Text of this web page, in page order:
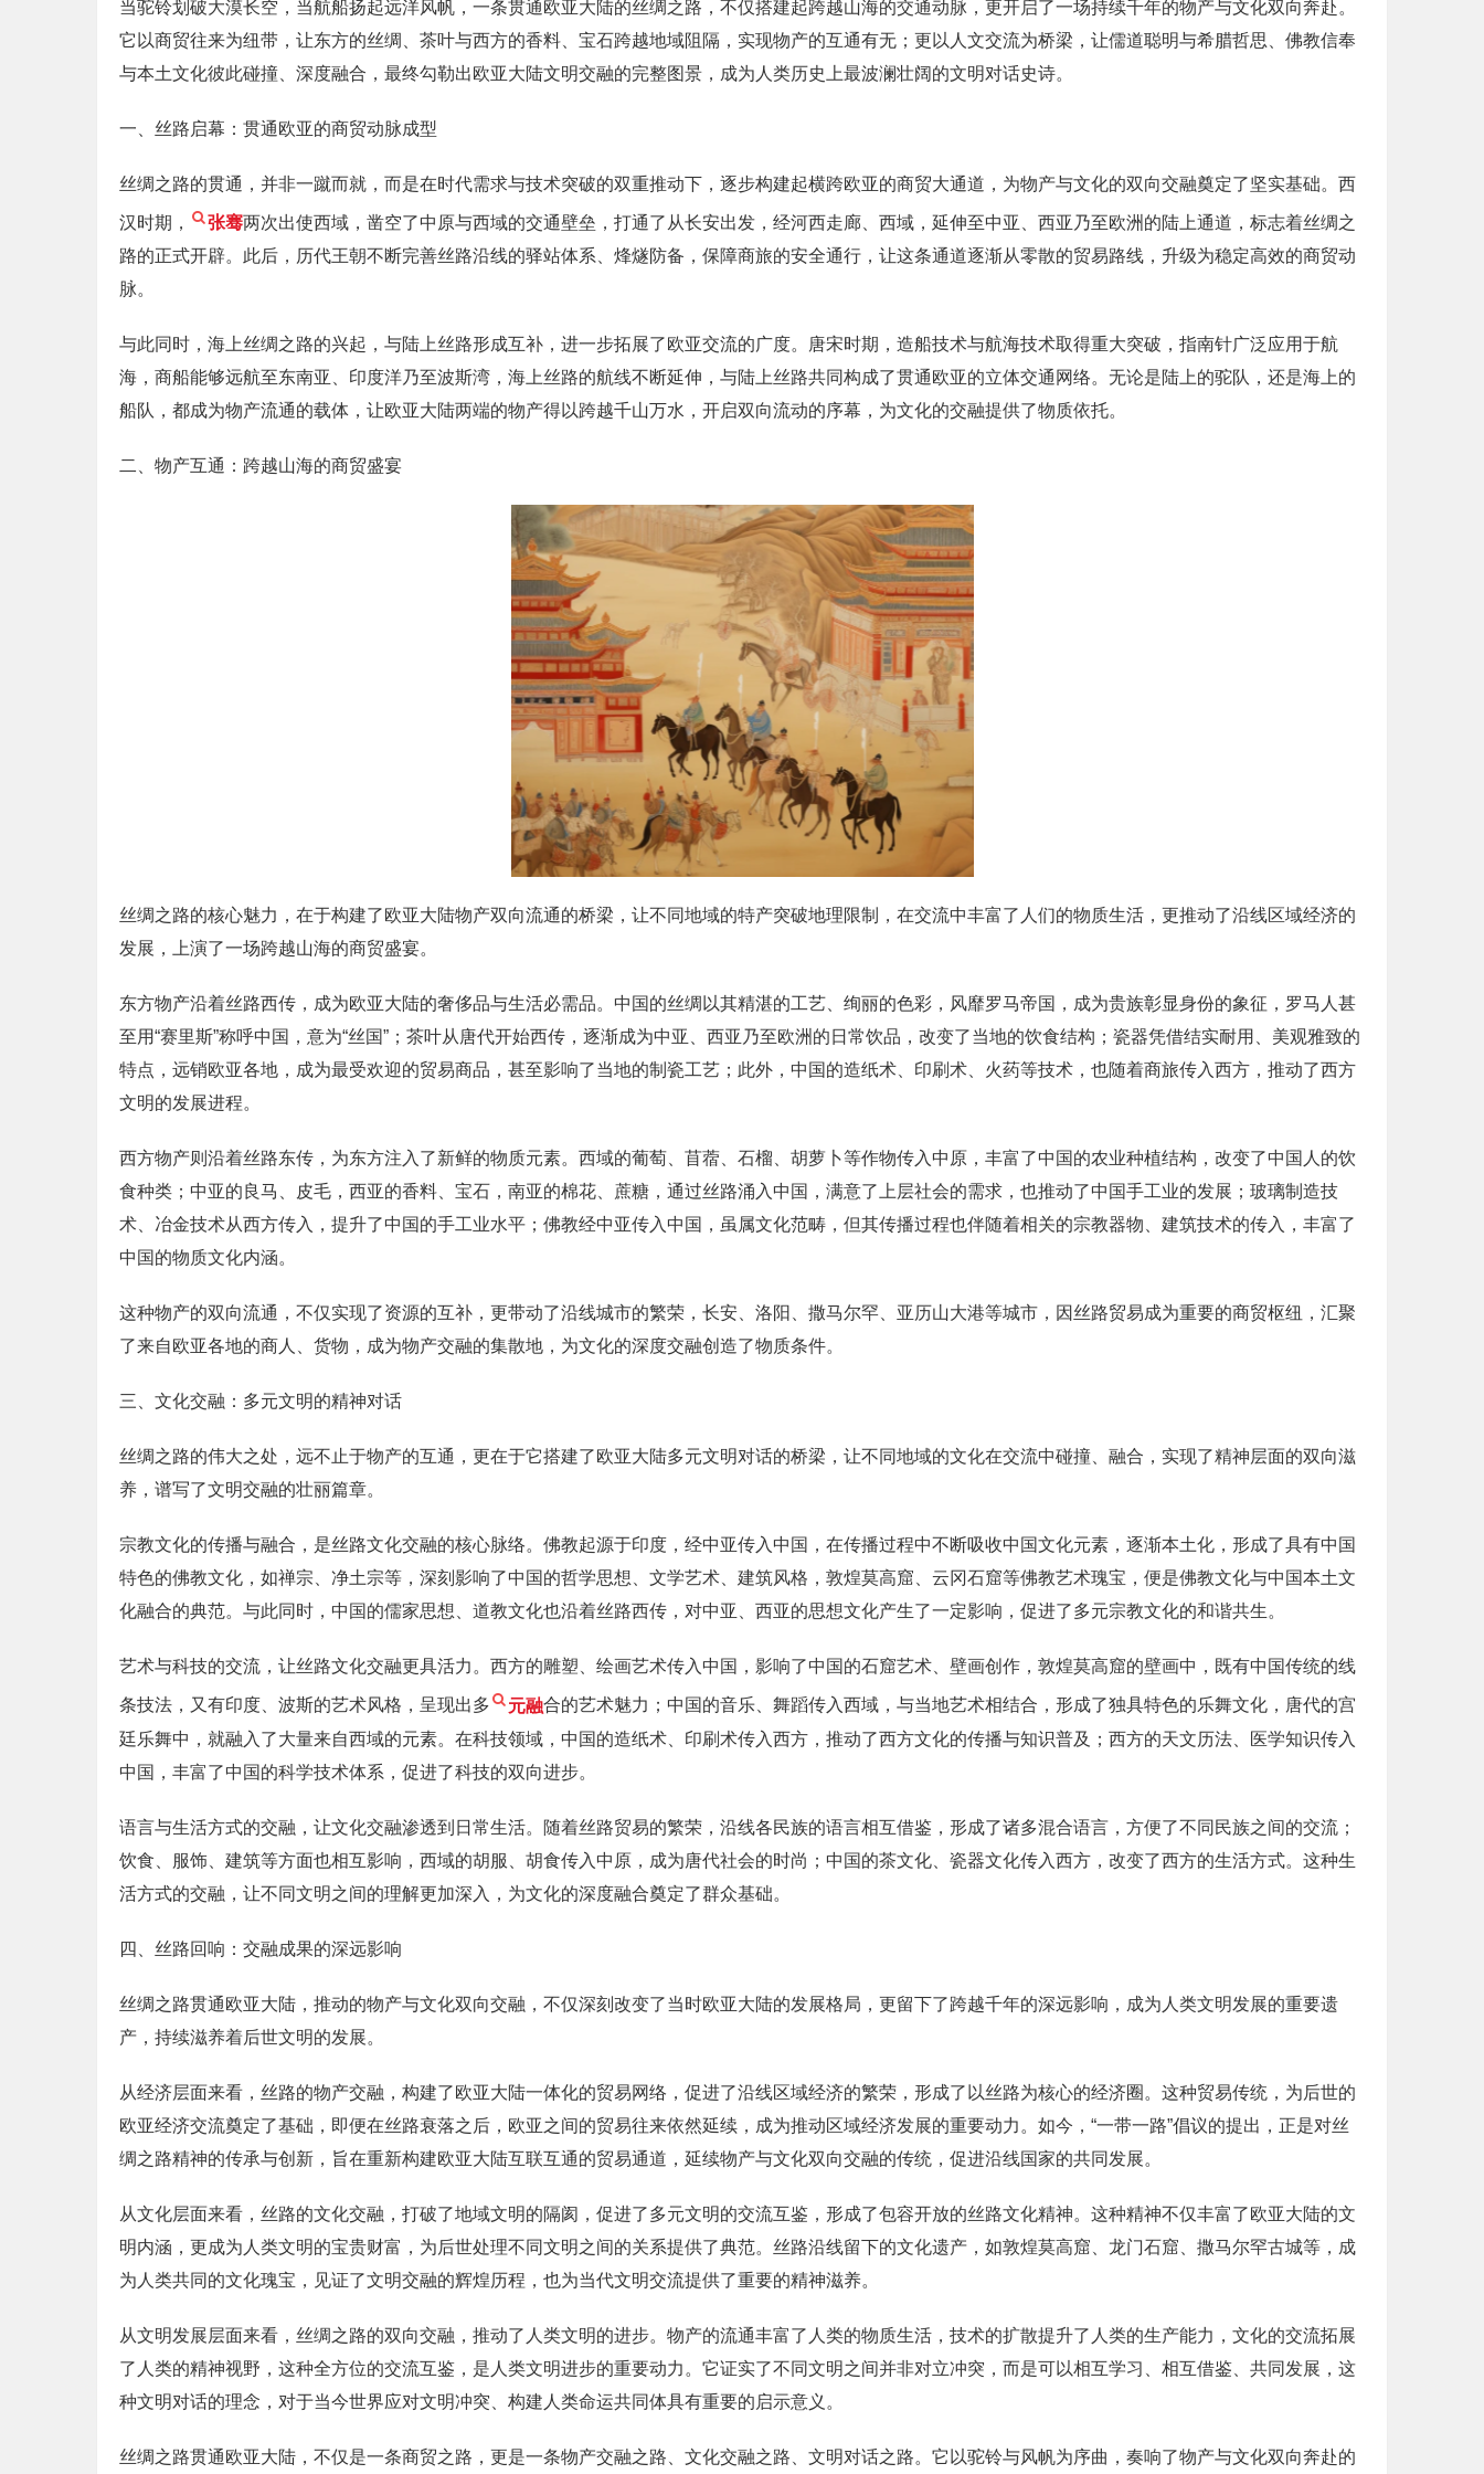
当驼铃划破大漠长空，当航船扬起远洋风帆，一条贯通欧亚大陆的丝绸之路，不仅搭建起跨越山海的交通动脉，更开启了一场持续千年的物产与文化双向奔赴。
它以商贸往来为纽带，让东方的丝绸、茶叶与西方的香料、宝石跨越地域阻隔，实现物产的互通有无；更以人文交流为桥梁，让儒道聪明与希腊哲思、佛教信奉
与本土文化彼此碰撞、深度融合，最终勾勒出欧亚大陆文明交融的完整图景，成为人类历史上最波澜壮阔的文明对话史诗。
一、丝路启幕：贯通欧亚的商贸动脉成型
丝绸之路的贯通，并非一蹴而就，而是在时代需求与技术突破的双重推动下，逐步构建起横跨欧亚的商贸大通道，为物产与文化的双向交融奠定了坚实基础。西
汉时期， 张骞两次出使西域，凿空了中原与西域的交通壁垒，打通了从长安出发，经河西走廊、西域，延伸至中亚、西亚乃至欧洲的陆上通道，标志着丝绸之
路的正式开辟。此后，历代王朝不断完善丝路沿线的驿站体系、烽燧防备，保障商旅的安全通行，让这条通道逐渐从零散的贸易路线，升级为稳定高效的商贸动
脉。
与此同时，海上丝绸之路的兴起，与陆上丝路形成互补，进一步拓展了欧亚交流的广度。唐宋时期，造船技术与航海技术取得重大突破，指南针广泛应用于航
海，商船能够远航至东南亚、印度洋乃至波斯湾，海上丝路的航线不断延伸，与陆上丝路共同构成了贯通欧亚的立体交通网络。无论是陆上的驼队，还是海上的
船队，都成为物产流通的载体，让欧亚大陆两端的物产得以跨越千山万水，开启双向流动的序幕，为文化的交融提供了物质依托。
二、物产互通：跨越山海的商贸盛宴
丝绸之路的核心魅力，在于构建了欧亚大陆物产双向流通的桥梁，让不同地域的特产突破地理限制，在交流中丰富了人们的物质生活，更推动了沿线区域经济的
发展，上演了一场跨越山海的商贸盛宴。
东方物产沿着丝路西传，成为欧亚大陆的奢侈品与生活必需品。中国的丝绸以其精湛的工艺、绚丽的色彩，风靡罗马帝国，成为贵族彰显身份的象征，罗马人甚
至用“赛里斯”称呼中国，意为“丝国”；茶叶从唐代开始西传，逐渐成为中亚、西亚乃至欧洲的日常饮品，改变了当地的饮食结构；瓷器凭借结实耐用、美观雅致的
特点，远销欧亚各地，成为最受欢迎的贸易商品，甚至影响了当地的制瓷工艺；此外，中国的造纸术、印刷术、火药等技术，也随着商旅传入西方，推动了西方
文明的发展进程。
西方物产则沿着丝路东传，为东方注入了新鲜的物质元素。西域的葡萄、苜蓿、石榴、胡萝卜等作物传入中原，丰富了中国的农业种植结构，改变了中国人的饮
食种类；中亚的良马、皮毛，西亚的香料、宝石，南亚的棉花、蔗糖，通过丝路涌入中国，满意了上层社会的需求，也推动了中国手工业的发展；玻璃制造技
术、冶金技术从西方传入，提升了中国的手工业水平；佛教经中亚传入中国，虽属文化范畴，但其传播过程也伴随着相关的宗教器物、建筑技术的传入，丰富了
中国的物质文化内涵。
这种物产的双向流通，不仅实现了资源的互补，更带动了沿线城市的繁荣，长安、洛阳、撒马尔罕、亚历山大港等城市，因丝路贸易成为重要的商贸枢纽，汇聚
了来自欧亚各地的商人、货物，成为物产交融的集散地，为文化的深度交融创造了物质条件。
三、文化交融：多元文明的精神对话
丝绸之路的伟大之处，远不止于物产的互通，更在于它搭建了欧亚大陆多元文明对话的桥梁，让不同地域的文化在交流中碰撞、融合，实现了精神层面的双向滋
养，谱写了文明交融的壮丽篇章。
宗教文化的传播与融合，是丝路文化交融的核心脉络。佛教起源于印度，经中亚传入中国，在传播过程中不断吸收中国文化元素，逐渐本土化，形成了具有中国
特色的佛教文化，如禅宗、净土宗等，深刻影响了中国的哲学思想、文学艺术、建筑风格，敦煌莫高窟、云冈石窟等佛教艺术瑰宝，便是佛教文化与中国本土文
化融合的典范。与此同时，中国的儒家思想、道教文化也沿着丝路西传，对中亚、西亚的思想文化产生了一定影响，促进了多元宗教文化的和谐共生。
艺术与科技的交流，让丝路文化交融更具活力。西方的雕塑、绘画艺术传入中国，影响了中国的石窟艺术、壁画创作，敦煌莫高窟的壁画中，既有中国传统的线
条技法，又有印度、波斯的艺术风格，呈现出多 元融合的艺术魅力；中国的音乐、舞蹈传入西域，与当地艺术相结合，形成了独具特色的乐舞文化，唐代的宫
廷乐舞中，就融入了大量来自西域的元素。在科技领域，中国的造纸术、印刷术传入西方，推动了西方文化的传播与知识普及；西方的天文历法、医学知识传入
中国，丰富了中国的科学技术体系，促进了科技的双向进步。
语言与生活方式的交融，让文化交融渗透到日常生活。随着丝路贸易的繁荣，沿线各民族的语言相互借鉴，形成了诸多混合语言，方便了不同民族之间的交流；
饮食、服饰、建筑等方面也相互影响，西域的胡服、胡食传入中原，成为唐代社会的时尚；中国的茶文化、瓷器文化传入西方，改变了西方的生活方式。这种生
活方式的交融，让不同文明之间的理解更加深入，为文化的深度融合奠定了群众基础。
四、丝路回响：交融成果的深远影响
丝绸之路贯通欧亚大陆，推动的物产与文化双向交融，不仅深刻改变了当时欧亚大陆的发展格局，更留下了跨越千年的深远影响，成为人类文明发展的重要遗
产，持续滋养着后世文明的发展。
从经济层面来看，丝路的物产交融，构建了欧亚大陆一体化的贸易网络，促进了沿线区域经济的繁荣，形成了以丝路为核心的经济圈。这种贸易传统，为后世的
欧亚经济交流奠定了基础，即便在丝路衰落之后，欧亚之间的贸易往来依然延续，成为推动区域经济发展的重要动力。如今，“一带一路”倡议的提出，正是对丝
绸之路精神的传承与创新，旨在重新构建欧亚大陆互联互通的贸易通道，延续物产与文化双向交融的传统，促进沿线国家的共同发展。
从文化层面来看，丝路的文化交融，打破了地域文明的隔阂，促进了多元文明的交流互鉴，形成了包容开放的丝路文化精神。这种精神不仅丰富了欧亚大陆的文
明内涵，更成为人类文明的宝贵财富，为后世处理不同文明之间的关系提供了典范。丝路沿线留下的文化遗产，如敦煌莫高窟、龙门石窟、撒马尔罕古城等，成
为人类共同的文化瑰宝，见证了文明交融的辉煌历程，也为当代文明交流提供了重要的精神滋养。
从文明发展层面来看，丝绸之路的双向交融，推动了人类文明的进步。物产的流通丰富了人类的物质生活，技术的扩散提升了人类的生产能力，文化的交流拓展
了人类的精神视野，这种全方位的交流互鉴，是人类文明进步的重要动力。它证实了不同文明之间并非对立冲突，而是可以相互学习、相互借鉴、共同发展，这
种文明对话的理念，对于当今世界应对文明冲突、构建人类命运共同体具有重要的启示意义。
丝绸之路贯通欧亚大陆，不仅是一条商贸之路，更是一条物产交融之路、文化交融之路、文明对话之路。它以驼铃与风帆为序曲，奏响了物产与文化双向奔赴的